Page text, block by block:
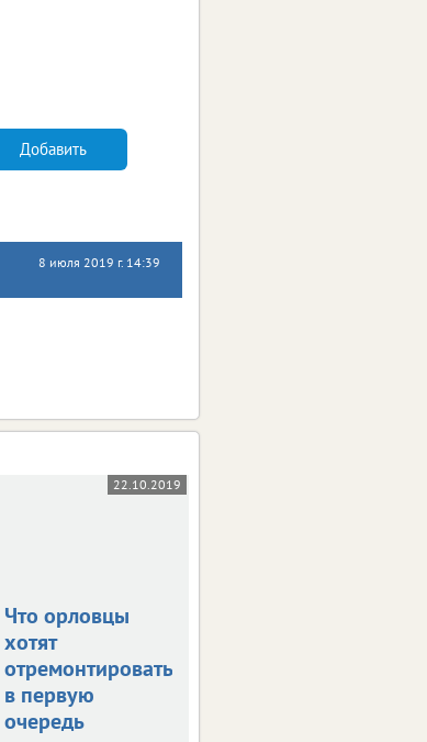
Добавить
8 июля 2019 г. 14:39
22.10.2019
Что орловцы
хотят
отремонтировать
в первую
очередь